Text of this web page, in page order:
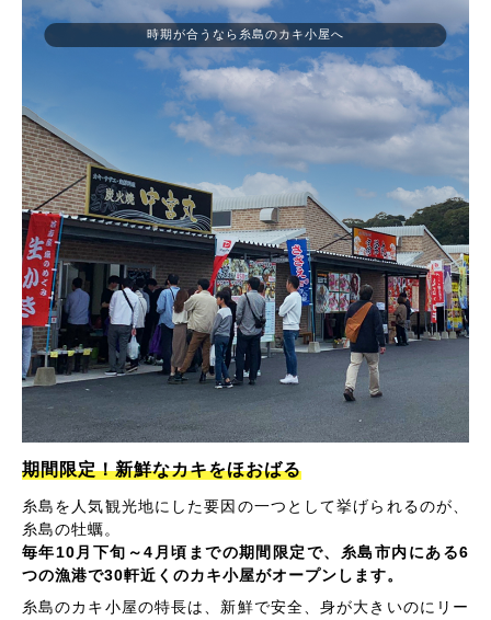
期間限定！新鮮なカキをほおばる
糸島を人気観光地にした要因の一つとして挙げられるのが、
糸島の牡蠣。
毎年10月下旬～4月頃までの期間限定で、糸島市内にある6
つの漁港で30軒近くのカキ小屋がオープンします。
糸島のカキ小屋の特長は、新鮮で安全、身が大きいのにリー
時期が合うなら糸島のカキ小屋へ